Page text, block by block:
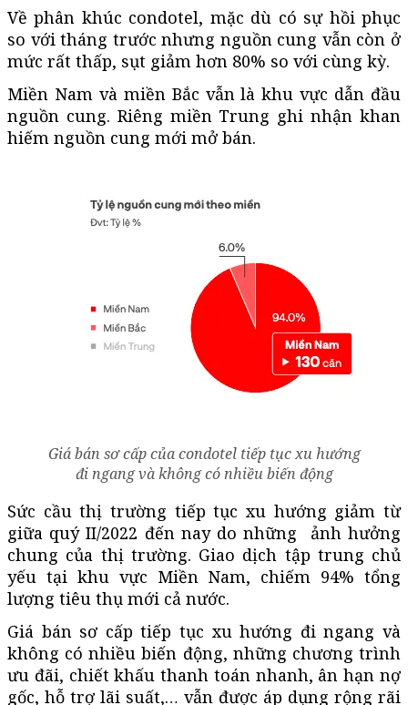
Về phân khúc condotel, mặc dù có sự hồi phục
so với tháng trước nhưng nguồn cung vẫn còn ở
mức rất thấp, sụt giảm hơn 80% so với cùng kỳ.
Miền Nam và miền Bắc vẫn là khu vực dẫn đầu
nguồn cung. Riêng miền Trung ghi nhận khan
hiếm nguồn cung mới mở bán.
Giá bán sơ cấp của condotel tiếp tục xu hướng
đi ngang và không có nhiều biến động
Sức cầu thị trường tiếp tục xu hướng giảm từ
giữa quý II/2022 đến nay do những ảnh hưởng
chung của thị trường. Giao dịch tập trung chủ
yếu tại khu vực Miền Nam, chiếm 94% tổng
lượng tiêu thụ mới cả nước.
Giá bán sơ cấp tiếp tục xu hướng đi ngang và
không có nhiều biến động, những chương trình
ưu đãi, chiết khấu thanh toán nhanh, ân hạn nợ
gốc, hỗ trợ lãi suất,… vẫn được áp dụng rộng rãi